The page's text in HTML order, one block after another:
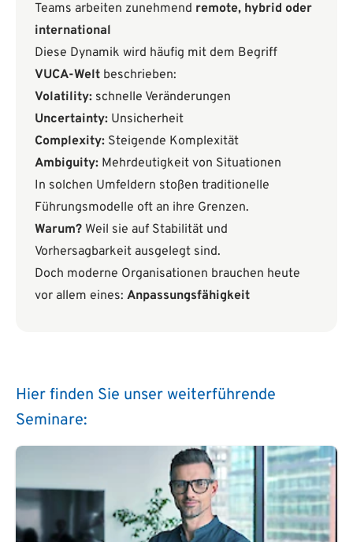
Teams arbeiten zunehmend remote, hybrid oder
international
Diese Dynamik wird häufig mit dem Begriff
VUCA-Welt beschrieben:
Volatility: schnelle Veränderungen
Uncertainty: Unsicherheit
Complexity: Steigende Komplexität
Ambiguity: Mehrdeutigkeit von Situationen
In solchen Umfeldern stoßen traditionelle
Führungsmodelle oft an ihre Grenzen.
Warum? Weil sie auf Stabilität und
Vorhersagbarkeit ausgelegt sind.
Doch moderne Organisationen brauchen heute
vor allem eines: Anpassungsfähigkeit
Hier finden Sie unser weiterführende
Seminare: